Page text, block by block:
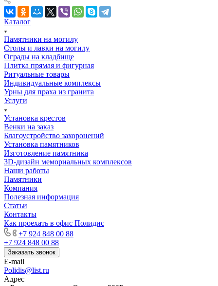
Каталог
Памятники на могилу
Столы и лавки на могилу
Ограды на кладбище
Плитка прямая и фигурная
Ритуальные товары
Индивидуальные комплексы
Урны для праха из гранита
Услуги
Установка крестов
Венки на заказ
Благоустройство захоронений
Установка памятников
Изготовление памятника
3D-дизайн мемориальных комплексов
Наши работы
Памятники
Компания
Полезная информация
Статьи
Контакты
Как проехать в офис Полидис
+7 924 848 00 88
+7 924 848 00 88
Заказать звонок
E-mail
Polidis@list.ru
Адрес